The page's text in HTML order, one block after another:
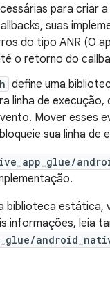
para criar
suas
do tipo ANR (O
o retorno do
define uma
linha de
Mover esses
sua linha de
estática,
informações, leia